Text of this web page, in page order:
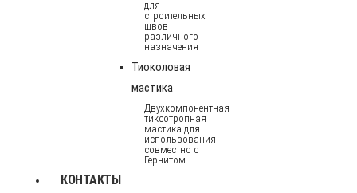
для
строительных
швов
различного
назначения
Тиоколовая
мастика
Двухкомпонентная
тиксотропная
мастика для
использования
совместно с
Гернитом
КОНТАКТЫ